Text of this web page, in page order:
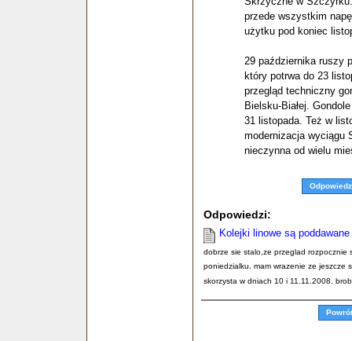
przede wszystkim
użytku pod koniec
29 października ruszy
który potrwa do 23
przegląd techniczny
Bielsku-Białej.
31 listopada. Też w
modernizacja wyciągu
nieczynna od wielu
Odpowiedz
Odpowiedzi:
Kolejki linowe są
dobrze sie stalo,ze przeglad
poniedzialku. mam wrazenie ze jeszcze
skorzysta w dniach 10 i 11.11.2008.